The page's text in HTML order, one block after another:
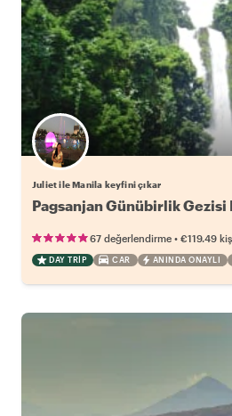
Juliet ile Manila keyfini çıkar
Pagsanjan Günübirlik Gezisi
67 değerlendirme • €119.49
DAY TRIP CAR ANINDA ONAYLI